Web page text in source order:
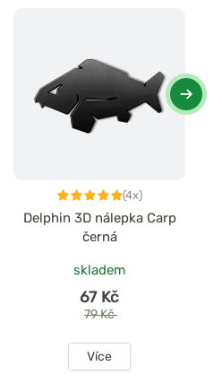
(4x)
Delphin 3D nálepka Carp
černá
skladem
67 Kč
79 Kč
Více